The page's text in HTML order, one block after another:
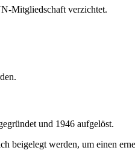
Mitgliedschaft verzichtet.
und 1946 aufgelöst.
beigelegt werden, um einen